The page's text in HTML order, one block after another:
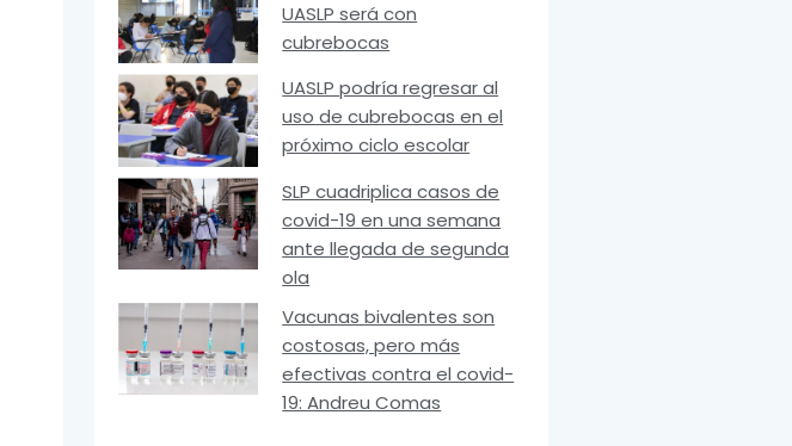
UASLP será con
cubrebocas
UASLP podría regresar al
uso de cubrebocas en el
próximo ciclo escolar
SLP cuadriplica casos de
covid-19 en una semana
ante llegada de segunda
ola
Vacunas bivalentes son
costosas, pero más
efectivas contra el covid-
19: Andreu Comas